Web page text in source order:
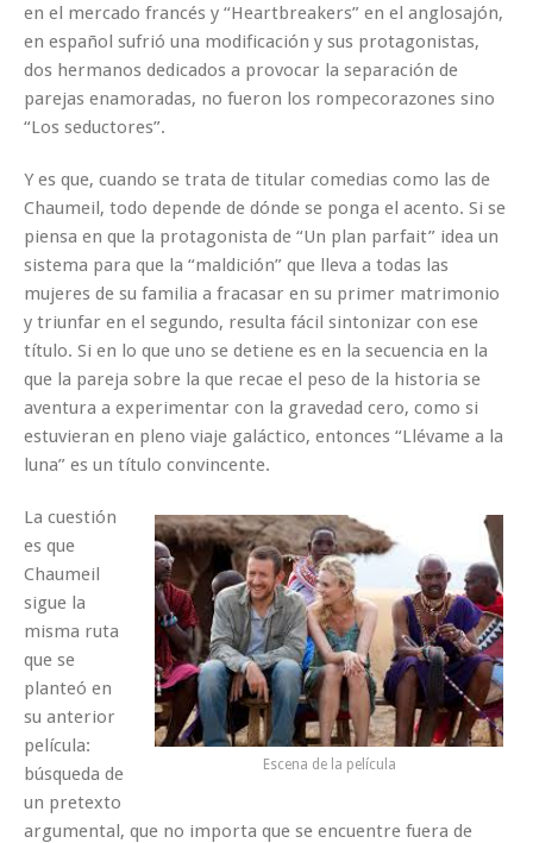
en el mercado francés y “Heartbreakers” en el anglosajón,
en español sufrió una modificación y sus protagonistas,
dos hermanos dedicados a provocar la separación de
parejas enamoradas, no fueron los rompecorazones sino
“Los seductores”.
Y es que, cuando se trata de titular comedias como las de
Chaumeil, todo depende de dónde se ponga el acento. Si se
piensa en que la protagonista de “Un plan parfait” idea un
sistema para que la “maldición” que lleva a todas las
mujeres de su familia a fracasar en su primer matrimonio
y triunfar en el segundo, resulta fácil sintonizar con ese
título. Si en lo que uno se detiene es en la secuencia en la
que la pareja sobre la que recae el peso de la historia se
aventura a experimentar con la gravedad cero, como si
estuvieran en pleno viaje galáctico, entonces “Llévame a la
luna” es un título convincente.
Escena de la película
La cuestión
es que
Chaumeil
sigue la
misma ruta
que se
planteó en
su anterior
película:
búsqueda de
un pretexto
argumental, que no importa que se encuentre fuera de